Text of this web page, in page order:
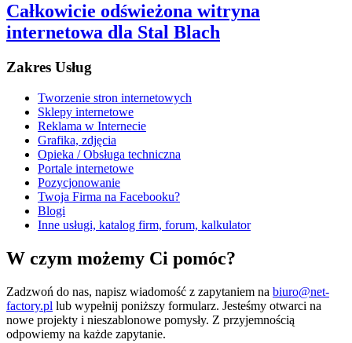
Całkowicie odświeżona witryna
internetowa dla Stal Blach
Zakres Usług
Tworzenie stron internetowych
Sklepy internetowe
Reklama w Internecie
Grafika, zdjęcia
Opieka / Obsługa techniczna
Portale internetowe
Pozycjonowanie
Twoja Firma na Facebooku?
Blogi
Inne usługi, katalog firm, forum, kalkulator
W czym możemy Ci pomóc?
Zadzwoń do nas, napisz wiadomość z zapytaniem na biuro@net-
factory.pl lub wypełnij poniższy formularz. Jesteśmy otwarci na
nowe projekty i nieszablonowe pomysły. Z przyjemnością
odpowiemy na każde zapytanie.